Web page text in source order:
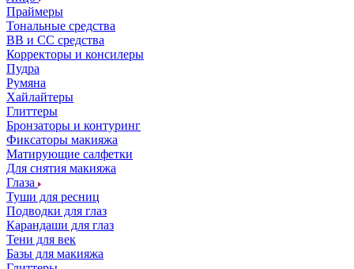
Праймеры
Тональные средства
ВВ и СС средства
Корректоры и консилеры
Пудра
Румяна
Хайлайтеры
Глиттеры
Бронзаторы и контуринг
Фиксаторы макияжа
Матирующие салфетки
Для снятия макияжа
Глаза
Туши для ресниц
Подводки для глаз
Карандаши для глаз
Тени для век
Базы для макияжа